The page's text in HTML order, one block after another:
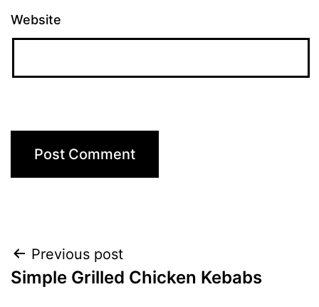
Website
Post
navigation
Previous post
Simple Grilled Chicken Kebabs